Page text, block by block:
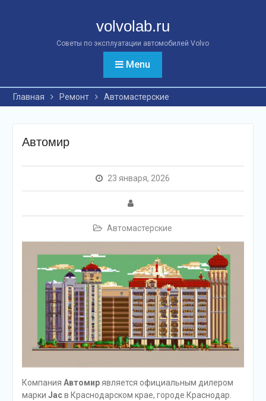
volvolab.ru
Советы по эксплуатации автомобилей Volvo
Menu
Главная Ремонт Автомастерские
Автомир
23 января, 2026
Автомастерские
Компания Автомирявляется официальным дилером
марки Jacв Краснодарском крае, городе Краснодар.